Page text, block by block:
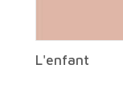
L'enfant